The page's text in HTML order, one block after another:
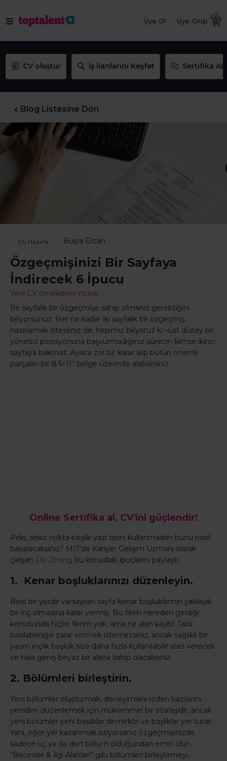
Üye Ol Üye Girişi
CV oluştur İş ilanlarını Keşfet Sertifika AL
Blog Listesine Dön
CV Hazırla Büşra Ercan
Özgeçmişinizi Bir Sayfaya
İndirecek 6 İpucu
Yeni CV örneklerini incele
Bir sayfalık bir özgeçmişe sahip olmanız gerektiğini
biliyorsunuz. Her ne kadar iki sayfalık bir özgeçmiş
hazırlamak isteseniz de, hepimiz biliyoruz ki –üst düzey bir
yönetici pozisyonuna başvurmadığınız sürece- kimse ikinci
sayfaya bakmaz. Ayrıca zor bir karar alıp bütün önemli
parçaları bir 8.5×11’’ belge üzerinde alabilirsiniz.
Online Sertifika al, CV'ini güçlendir!
Peki, sekiz nokta beşlik yazı tipini kullanmadan bunu nasıl
başaracaksınız? MIT’de Kariyer Gelişim Uzmanı olarak
çalışan Lily Zhang bu konudaki ipuçlarını paylaştı:
1. Kenar boşluklarınızı düzenleyin.
Birisi bir yerde varsayılan sayfa kenar boşluklarının yaklaşık
bir inç olmasına karar vermiş. Bu fikrin nereden geldiği
konusunda hiçbir fikrim yok, ama ne alan kaybı! Tabii
basılabilirliğe zarar vermek istemezsiniz, ancak sağlıklı bir
yarım inçlik boşluk size daha fazla kullanılabilir alan verecek
ve hala geniş beyaz bir alana sahip olacaksınız.
2. Bölümleri birleştirin.
Yeni bölümler oluşturmak, deneyimlerinizden bazılarını
yeniden düzenlemek için mükemmel bir stratejidir, ancak
yeni bölümler yeni başlıklar demektir ve başlıklar yer tutar.
Yani, eğer yer kazanmak istiyorsanız özgeçmişinizde
sadece üç ya da dört bölüm olduğundan emin olun.
“Beceriler & İlgi Alanları” gibi bölümleri birleştirmeyi